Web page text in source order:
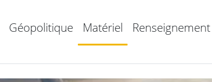
Géopolitique Matériel Renseignement